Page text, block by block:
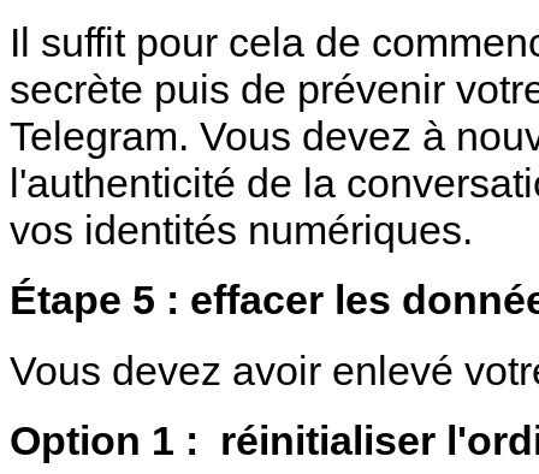
Il suffit pour cela de
secrète puis de prévenir
Telegram. Vous devez à
l'authenticité de la
vos identités numériques.
Étape 5 : effacer les
Vous devez avoir enlevé
Option 1 :
réinitialiser